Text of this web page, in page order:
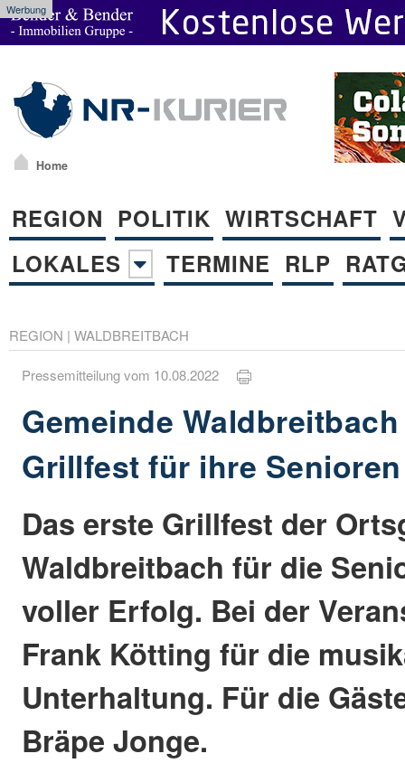
Werbung
Home
REGION POLITIK WIRTSCHAFT
LOKALES
TERMINE RLP
REGION | WALDBREITBACH
Pressemitteilung vom 10.08.2022
Gemeinde
Grillfest für ihre Senioren
Das erste Grillfest der
Waldbreitbach für die
voller Erfolg. Bei der
Frank Kötting für die
Unterhaltung. Für die
Bräpe Jonge.